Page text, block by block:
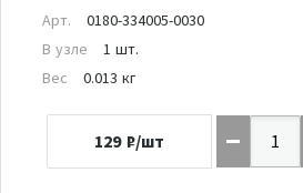
Арт.
0180-334005-0030
В узле
1 шт.
Вес
0.013 кг
129 ₽/шт